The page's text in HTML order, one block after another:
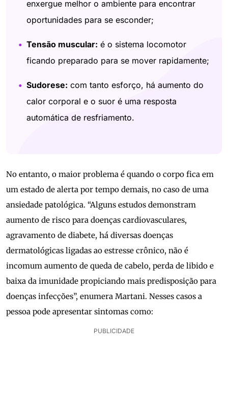
enxergue melhor o ambiente para encontrar
oportunidades para se esconder;
Tensão muscular: é o sistema locomotor
ficando preparado para se mover rapidamente;
Sudorese: com tanto esforço, há aumento do
calor corporal e o suor é uma resposta
automática de resfriamento.
No entanto, o maior problema é quando o corpo fica em
um estado de alerta por tempo demais, no caso de uma
ansiedade patológica. “Alguns estudos demonstram
aumento de risco para doenças cardiovasculares,
agravamento de diabete, há diversas doenças
dermatológicas ligadas ao estresse crônico, não é
incomum aumento de queda de cabelo, perda de libido e
baixa da imunidade propiciando mais predisposição para
doenças infecções”, enumera Martani. Nesses casos a
pessoa pode apresentar sintomas como:
PUBLICIDADE